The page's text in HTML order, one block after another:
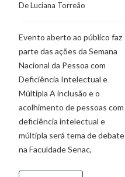
De Luciana Torreão
Evento aberto ao público faz
parte das ações da Semana
Nacional da Pessoa com
Deficiência Intelectual e
Múltipla A inclusão e o
acolhimento de pessoas com
deficiência intelectual e
múltipla será tema de debate
na Faculdade Senac,